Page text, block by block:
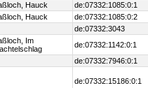
Hauck
de:07332:1085:0:1
Hauck
de:07332:1085:0:2
de:07332:3043
Im
de:07332:1142:0:1
de:07332:7946:0:1
de:07332:15186:0:1